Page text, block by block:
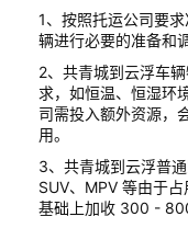
1、按照托运公司要
辆进行必要的准备和
2、共青城到云浮车
求，如恒温、恒湿环
司需投入额外资源，
用。
3、共青城到云浮普
SUV、MPV 等由于
基础上加收 300 -